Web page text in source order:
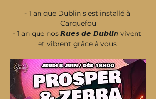
- 1 an que Dublin s'est installé à
Carquefou
- 1 an que nos 𝙍𝙪𝙚𝙨 𝙙𝙚 𝘿𝙪𝙗𝙡𝙞𝙣 vivent
et vibrent grâce à vous.